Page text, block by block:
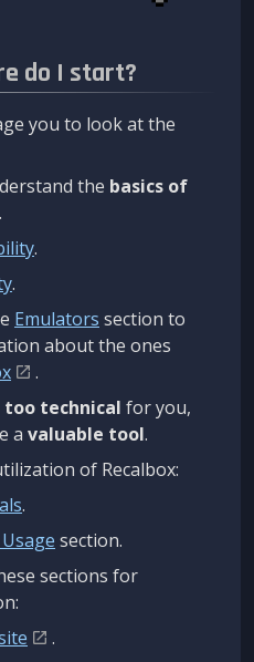
do I start?
you to look at the
the basics of
.
.
.
Emulators section to
about the ones
.
too technical for you,
a valuable tool.
of Recalbox:
.
section.
sections for
.